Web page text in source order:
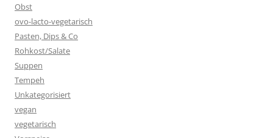
Obst
ovo-lacto-vegetarisch
Pasten, Dips & Co
Rohkost/Salate
Suppen
Tempeh
Unkategorisiert
vegan
vegetarisch